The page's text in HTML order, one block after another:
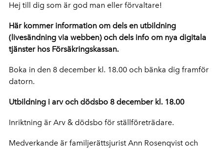
Hej till dig som är god man eller förvaltare!
Här kommer information om dels en utbildning
(livesändning via webben) och dels info om nya digitala
tjänster hos Försäkringskassan.
Boka in den 8 december kl. 18.00 och bänka dig framför
datorn.
Utbildning i arv och dödsbo 8 december kl. 18.00
Inriktning är Arv & dödsbo för ställföreträdare.
Medverkande är familjerättsjurist Ann Rosenqvist och